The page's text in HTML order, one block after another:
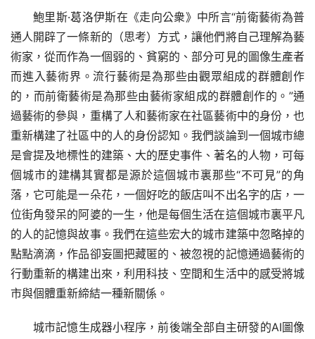
鮑里斯·葛洛伊斯在《走向公衆》中所言“前衛藝術為普
通人開辟了一條新的（思考）方式，讓他們將自己理解為藝
術家，從而作為一個弱的、貧窮的、部分可見的圖像生產者
而進入藝術界。流行藝術是為那些由觀眾組成的群體創作
的，而前衛藝術是為那些由藝術家組成的群體創作的。”通
過藝術的參與，重構了人和藝術家在社區藝術中的身份，也
重新構建了社區中的人的身份認知。我們談論到一個城市總
是會提及地標性的建築、大的歷史事件、著名的人物，可每
個城市的建構其實都是源於這個城市裏那些“不可見”的角
落，它可能是一朵花，一個好吃的飯店叫不出名字的店，一
位街角發呆的阿婆的一生，他是每個生活在這個城市裏平凡
的人的記憶與故事。我們在這些宏大的城市建築中忽略掉的
點點滴滴，作品卻妄圖把藏匿的、被忽視的記憶通過藝術的
行動重新的構建出來，利用科技、空間和生活中的感受將城
市與個體重新締結一種新關係。
城市記憶生成器小程序，前後端全部自主研發的AI圖像